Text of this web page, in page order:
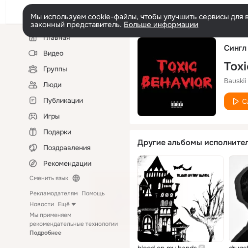
Мы используем cookie-файлы, чтобы улучшить сервисы для
законный представитель. Больше информации
Левая
колонкаГлавная
Видео
Группы
Люди
Публикации
Игры
Подарки
Поздравления
Рекомендации
Сменить язык
Рекламодателям Помощь
Новости Ещё
Мы применяем
рекомендательные технологии
Подробнее
Сингл
Bauskii
Другие альбомы